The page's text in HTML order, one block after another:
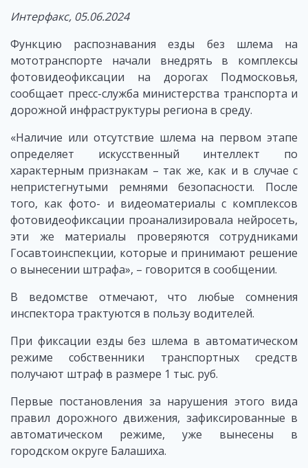
Интерфакс, 05.06.2024
Функцию распознавания езды без шлема на
мототранспорте начали внедрять в комплексы
фотовидеофиксации на дорогах Подмосковья,
сообщает пресс-служба министерства транспорта и
дорожной инфраструктуры региона в среду.
«Наличие или отсутствие шлема на первом этапе
определяет искусственный интеллект по
характерным признакам – так же, как и в случае с
непристегнутыми ремнями безопасности. После
того, как фото- и видеоматериалы с комплексов
фотовидеофиксации проанализировала нейросеть,
эти же материалы проверяются сотрудниками
Госавтоинспекции, которые и принимают решение
о вынесении штрафа», – говорится в сообщении.
В ведомстве отмечают, что любые сомнения
инспектора трактуются в пользу водителей.
При фиксации езды без шлема в автоматическом
режиме собственники транспортных средств
получают штраф в размере 1 тыс. руб.
Первые постановления за нарушения этого вида
правил дорожного движения, зафиксированные в
автоматическом режиме, уже вынесены в
городском округе Балашиха.